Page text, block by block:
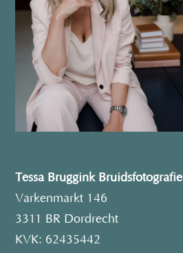
Tessa Bruggink Bruidsfotografie
Varkenmarkt 146
3311 BR Dordrecht
KVK: 62435442